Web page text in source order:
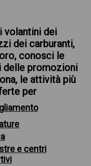
volantini dei
dei carburanti,
conosci le
delle promozioni
le attività più
per
e centri